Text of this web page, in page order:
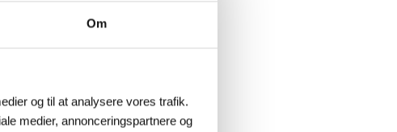
Om
og til at analysere vores trafik.
medier, annonceringspartnere og